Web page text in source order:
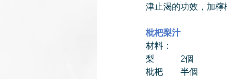
津止渴的功效，加檸
枇杷梨汁
材料：
梨　　　2個
枇杷　　半個